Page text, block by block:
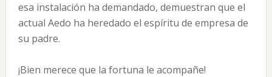
esa instalación ha demandado, demuestran que el
actual Aedo ha heredado el espíritu de empresa de
su padre.
¡Bien merece que la fortuna le acompañe!